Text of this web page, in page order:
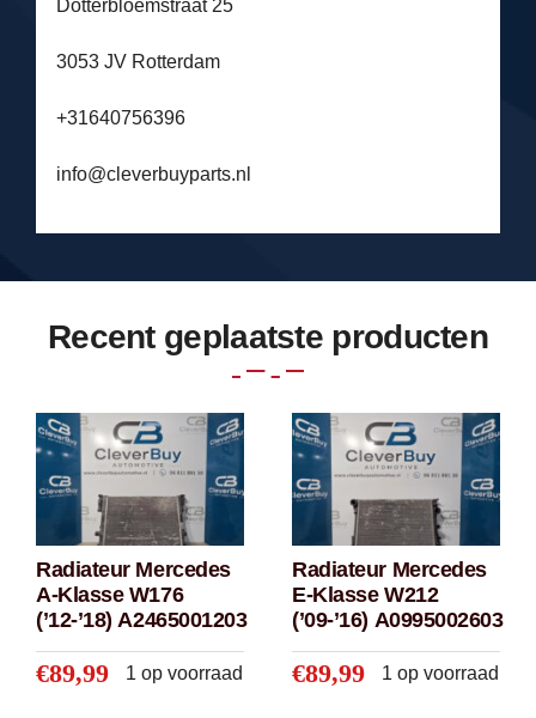
Dotterbloemstraat 25
3053 JV Rotterdam
+31640756396
info@cleverbuyparts.nl
Recent geplaatste producten
Radiateur
Mercedes A-
klasse W176
(’12-’18) A2465001203
Radiateur Mercedes
A-Klasse W176
(’12-’18) A2465001203
€89,99 1 op voorraad
Radiateur
Mercedes E-
klasse W212
(’09-’16)
Radiateur Mercedes
E-Klasse W212
(’09-’16) A0995002603
€89,99 1 op voorraad